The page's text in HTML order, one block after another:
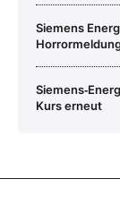
Siemens
Kurs erneut